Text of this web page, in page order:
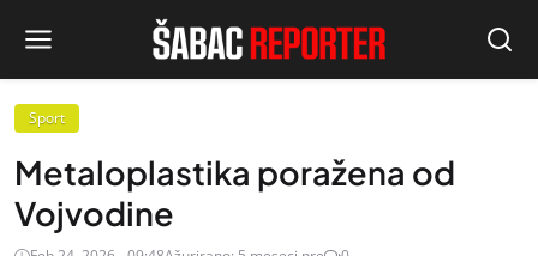
Sport
Metaloplastika poražena od
Vojvodine